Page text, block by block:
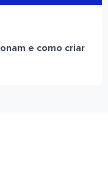
e como criar